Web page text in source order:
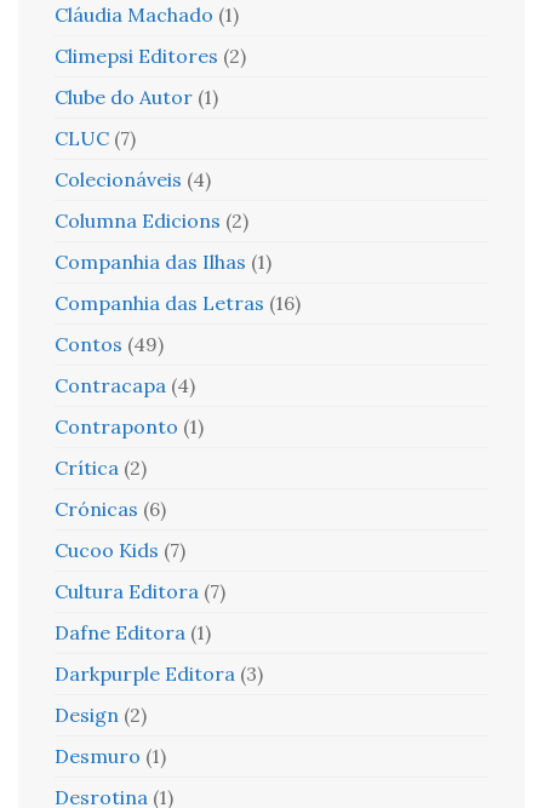
Cláudia Machado (1)
Climepsi Editores (2)
Clube do Autor (1)
CLUC (7)
Colecionáveis (4)
Columna Edicions (2)
Companhia das Ilhas (1)
Companhia das Letras (16)
Contos (49)
Contracapa (4)
Contraponto (1)
Crítica (2)
Crónicas (6)
Cucoo Kids (7)
Cultura Editora (7)
Dafne Editora (1)
Darkpurple Editora (3)
Design (2)
Desmuro (1)
Desrotina (1)